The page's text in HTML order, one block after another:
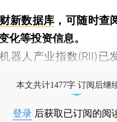
财新数据库 ，可随时查
化等投资信息。
人产业指数(RII)已发
本文共计1477字 订阅后继
登录 后获取已订阅的阅